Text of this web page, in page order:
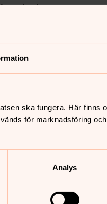
ska fungera. Här finns
för marknadsföring
Analys
hade
nedan,